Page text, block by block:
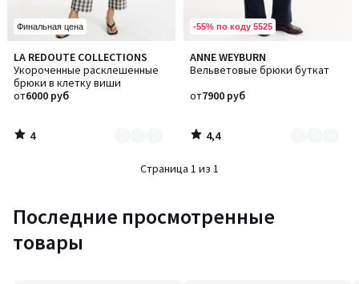
Финальная цена
LA REDOUTE COLLECTIONS
Укороченные расклешенные
брюки в клетку виши
от6000 руб
4
/
5
Количество
цветов:
2
4
/
-55% по коду 5525
ANNE WEYBURN
Вельветовые брюки буткат
от7900 руб
4,4
/ 5
Количество
цветов:
4,4
/
Страница 1 из 1
Последние просмотренные
товары